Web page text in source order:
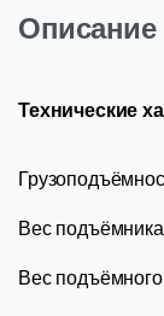
Описание
Технические
Вес
Вес подъёмного